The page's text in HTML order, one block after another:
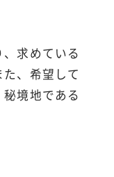
求めている
、希望して
境地である